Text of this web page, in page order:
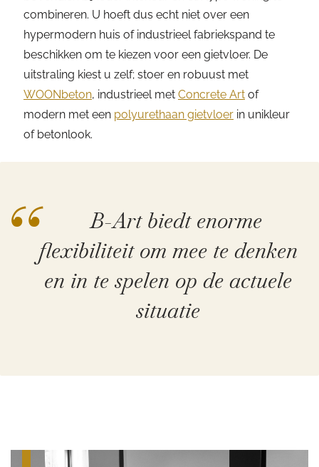
combineren. U hoeft dus echt niet over een
hypermodern huis of industrieel fabriekspand te
beschikken om te kiezen voor een gietvloer. De
uitstraling kiest u zelf; stoer en robuust met
WOONbeton, industrieel met Concrete Art of
modern met een polyurethaan gietvloer in unikleur
of betonlook.
B-Art biedt enorme
flexibiliteit om mee te denken
en in te spelen op de actuele
situatie